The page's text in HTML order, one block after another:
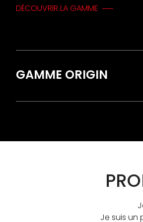
DÉCOUVRIR LA GAMME
GAMME ORIGIN
Je suis un